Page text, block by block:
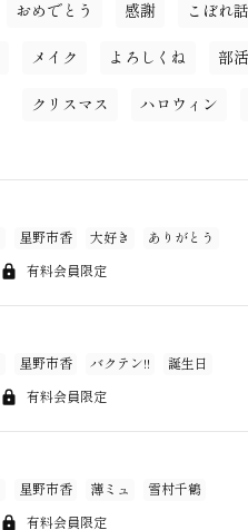
おめでとう 感謝 こぼれ話
メイク よろしくね 部活
クリスマス ハロウィン
星野市香 大好き
ありがとう
有料会員限定
星野市香 バクテン!!
誕生日
有料会員限定
星野市香 薄ミュ
雪村千鶴
有料会員限定